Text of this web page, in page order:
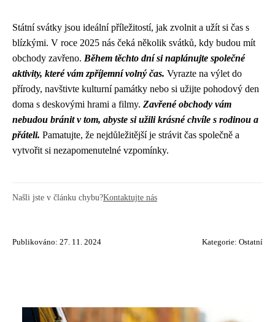
Státní svátky jsou ideální příležitostí, jak zvolnit a užít si čas s
blízkými. V roce 2025 nás čeká několik svátků, kdy budou mít
obchody zavřeno. Během těchto dní si naplánujte společné
aktivity, které vám zpříjemní volný čas. Vyrazte na výlet do
přírody, navštivte kulturní památky nebo si užijte pohodový den
doma s deskovými hrami a filmy. Zavřené obchody vám
nebudou bránit v tom, abyste si užili krásné chvíle s rodinou a
přáteli. Pamatujte, že nejdůležitější je strávit čas společně a
vytvořit si nezapomenutelné vzpomínky.
Našli jste v článku chybu?Kontaktujte nás
Publikováno: 27. 11. 2024 Kategorie: Ostatní